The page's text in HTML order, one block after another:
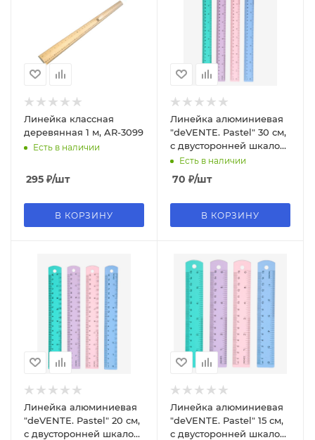
Линейка классная
деревянная 1 м, AR-3099
Есть в наличии
295 ₽/шт
В КОРЗИНУ
Линейка алюминиевая
"deVENTE. Pastel" 30 см,
с двусторонней шкалой,
ассорти 4 цвета, 5091533
Есть в наличии
70 ₽/шт
В КОРЗИНУ
Линейка алюминиевая
"deVENTE. Pastel" 20 см,
с двусторонней шкалой,
Линейка алюминиевая
"deVENTE. Pastel" 15 см,
с двусторонней шкалой,